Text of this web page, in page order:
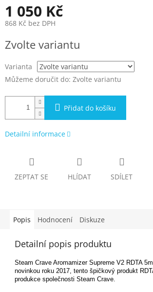
1 050 Kč
868 Kč bez DPH
cena:
Zvolte variantu
Varianta
Můžeme doručit do: Zvolte variantu
Přidat do košíku
Detailní informace
ZEPTAT SE HLÍDAT SDÍLET
Popis Hodnocení Diskuze
Detailní popis produktu
Steam Crave Aromamizer Supreme V2 RDTA
novinkou roku 2017, tento špičkový produkt
produkce společnosti Steam Crave.